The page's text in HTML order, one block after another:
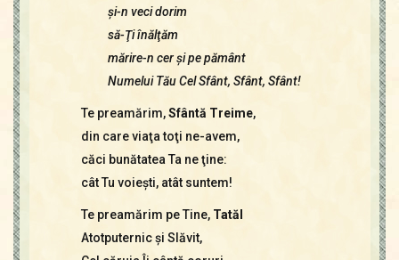
şi-n veci dorim
să-Ţi înălţăm
mărire-n cer şi pe pământ
Numelui Tău Cel Sfânt, Sfânt, Sfânt!
Te preamărim,Sfântă Treime,
din care viaţa toţi ne-avem,
căci bunătatea Ta ne ţine:
cât Tu voieşti, atât suntem!
Te preamărim pe Tine, Tatăl
Atotputernic şi Slăvit,